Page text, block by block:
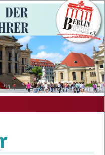
Foto: exkursion-tour-berlin.de